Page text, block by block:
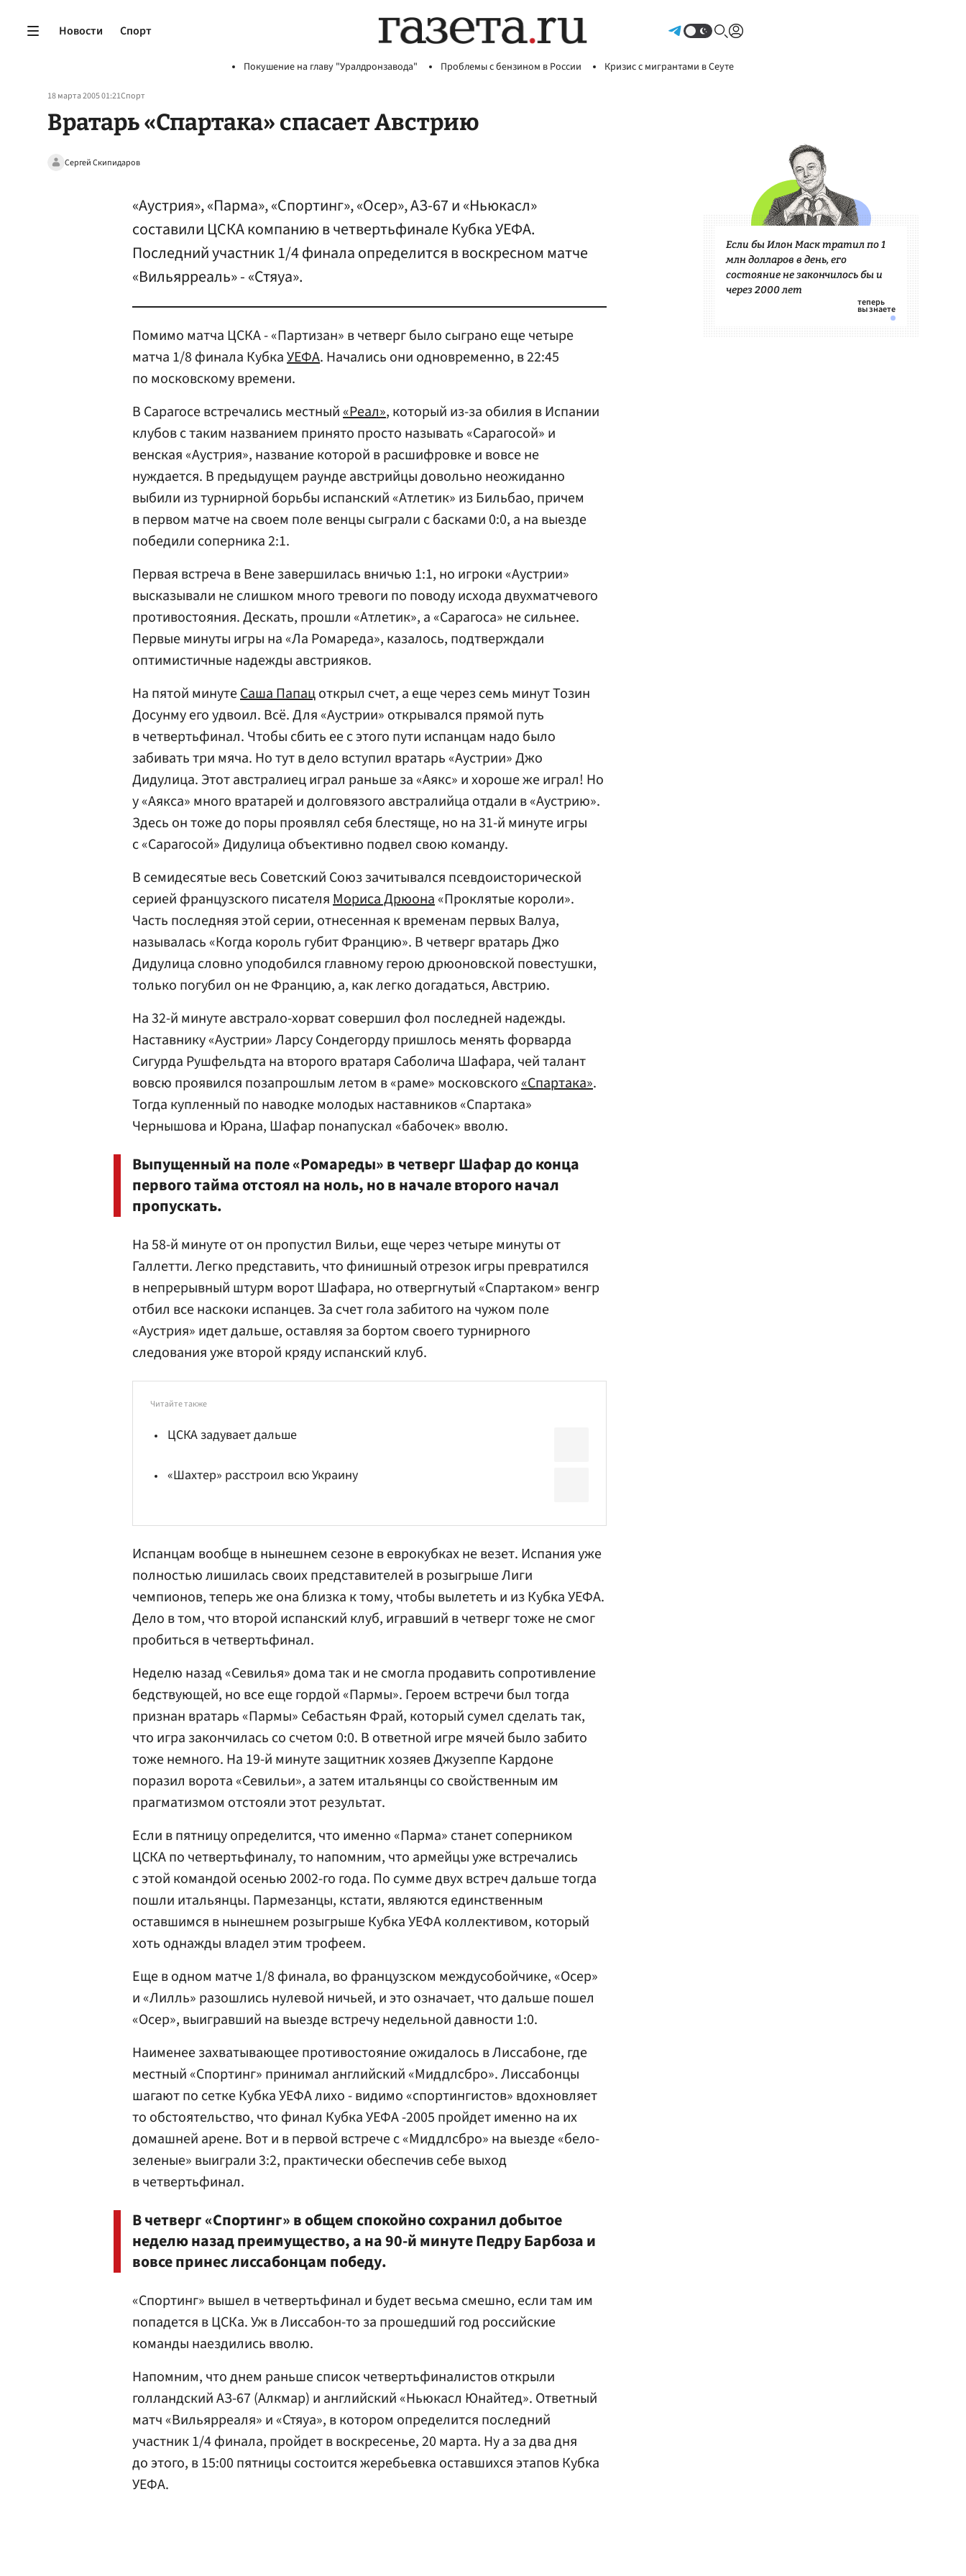
Новости Спорт
Покушение на главу "Уралдронзавода" Проблемы с бензином в России Кризис с мигрантами в Сеуте
18 марта 2005 01:21Спорт
Вратарь «Спартака» спасает Австрию
Сергей Скипидаров
«Аустрия», «Парма», «Спортинг», «Осер», АЗ-67 и «Ньюкасл»
составили ЦСКА компанию в четвертьфинале Кубка УЕФА.
Последний участник 1/4 финала определится в воскресном матче
«Вильярреаль» - «Стяуа».
Помимо матча ЦСКА - «Партизан» в четверг было сыграно еще четыре
матча 1/8 финала КубкаУЕФА. Начались они одновременно, в 22:45
по московскому времени.
В Сарагосе встречались местный«Реал», который из-за обилия в Испании
клубов с таким названием принято просто называть «Сарагосой» и
венская «Аустрия», название которой в расшифровке и вовсе не
нуждается. В предыдущем раунде австрийцы довольно неожиданно
выбили из турнирной борьбы испанский «Атлетик» из Бильбао, причем
в первом матче на своем поле венцы сыграли с басками 0:0, а на выезде
победили соперника 2:1.
Первая встреча в Вене завершилась вничью 1:1, но игроки «Аустрии»
высказывали не слишком много тревоги по поводу исхода двухматчевого
противостояния. Дескать, прошли «Атлетик», а «Сарагоса» не сильнее.
Первые минуты игры на «Ла Ромареда», казалось, подтверждали
оптимистичные надежды австрияков.
На пятой минутеСаша Папацоткрыл счет, а еще через семь минут Тозин
Досунму его удвоил. Всё. Для «Аустрии» открывался прямой путь
в четвертьфинал. Чтобы сбить ее с этого пути испанцам надо было
забивать три мяча. Но тут в дело вступил вратарь «Аустрии» Джо
Дидулица. Этот австралиец играл раньше за «Аякс» и хороше же играл! Но
у «Аякса» много вратарей и долговязого австралийца отдали в «Аустрию».
Здесь он тоже до поры проявлял себя блестяще, но на 31-й минуте игры
с «Сарагосой» Дидулица объективно подвел свою команду.
В семидесятые весь Советский Союз зачитывался псевдоисторической
серией французского писателяМориса Дрюона«Проклятые короли».
Часть последняя этой серии, отнесенная к временам первых Валуа,
называлась «Когда король губит Францию». В четверг вратарь Джо
Дидулица словно уподобился главному герою дрюоновской повестушки,
только погубил он не Францию, а, как легко догадаться, Австрию.
На 32-й минуте австрало-хорват совершил фол последней надежды.
Наставнику «Аустрии» Ларсу Сондегорду пришлось менять форварда
Сигурда Рушфельдта на второго вратаря Саболича Шафара, чей талант
вовсю проявился позапрошлым летом в «раме» московского«Спартака».
Тогда купленный по наводке молодых наставников «Спартака»
Чернышова и Юрана, Шафар понапускал «бабочек» вволю.
Выпущенный на поле «Ромареды» в четверг Шафар до конца
первого тайма отстоял на ноль, но в начале второго начал
пропускать.
На 58-й минуте от он пропустил Вильи, еще через четыре минуты от
Галлетти. Легко представить, что финишный отрезок игры превратился
в непрерывный штурм ворот Шафара, но отвергнутый «Спартаком» венгр
отбил все наскоки испанцев. За счет гола забитого на чужом поле
«Аустрия» идет дальше, оставляя за бортом своего турнирного
следования уже второй кряду испанский клуб.
Читайте также
ЦСКА задувает дальше
«Шахтер» расстроил всю Украину
Испанцам вообще в нынешнем сезоне в еврокубках не везет. Испания уже
полностью лишилась своих представителей в розыгрыше Лиги
чемпионов, теперь же она близка к тому, чтобы вылететь и из Кубка УЕФА.
Дело в том, что второй испанский клуб, игравший в четверг тоже не смог
пробиться в четвертьфинал.
Неделю назад «Севилья» дома так и не смогла продавить сопротивление
бедствующей, но все еще гордой «Пармы». Героем встречи был тогда
признан вратарь «Пармы» Себастьян Фрай, который сумел сделать так,
что игра закончилась со счетом 0:0. В ответной игре мячей было забито
тоже немного. На 19-й минуте защитник хозяев Джузеппе Кардоне
поразил ворота «Севильи», а затем итальянцы со свойственным им
прагматизмом отстояли этот результат.
Если в пятницу определится, что именно «Парма» станет соперником
ЦСКА по четвертьфиналу, то напомним, что армейцы уже встречались
с этой командой осенью 2002-го года. По сумме двух встреч дальше тогда
пошли итальянцы. Пармезанцы, кстати, являются единственным
оставшимся в нынешнем розыгрыше Кубка УЕФА коллективом, который
хоть однажды владел этим трофеем.
Еще в одном матче 1/8 финала, во французском междусобойчике, «Осер»
и «Лилль» разошлись нулевой ничьей, и это означает, что дальше пошел
«Осер», выигравший на выезде встречу недельной давности 1:0.
Наименее захватывающее противостояние ожидалось в Лиссабоне, где
местный «Спортинг» принимал английский «Миддлсбро». Лиссабонцы
шагают по сетке Кубка УЕФА лихо - видимо «спортингистов» вдохновляет
то обстоятельство, что финал Кубка УЕФА -2005 пройдет именно на их
домашней арене. Вот и в первой встрече с «Миддлсбро» на выезде «бело-
зеленые» выиграли 3:2, практически обеспечив себе выход
в четвертьфинал.
В четверг «Спортинг» в общем спокойно сохранил добытое
неделю назад преимущество, а на 90-й минуте Педру Барбоза и
вовсе принес лиссабонцам победу.
«Спортинг» вышел в четвертьфинал и будет весьма смешно, если там им
попадется в ЦСКа. Уж в Лиссабон-то за прошедший год российские
команды наездились вволю.
Напомним, что днем раньше список четвертьфиналистов открыли
голландский АЗ-67 (Алкмар) и английский «Ньюкасл Юнайтед». Ответный
матч «Вильярреаля» и «Стяуа», в котором определится последний
участник 1/4 финала, пройдет в воскресенье, 20 марта. Ну а за два дня
до этого, в 15:00 пятницы состоится жеребьевка оставшихся этапов Кубка
УЕФА.
Если бы Илон Маск тратил по 1
млн долларов в день, его
состояние не закончилось бы и
через 2000 лет